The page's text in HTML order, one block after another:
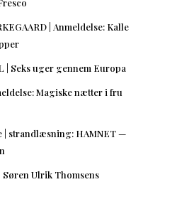
| Anmeldelse: Kalle
| Seks uger gennem Europa
Magiske nætter i fru
| strandlæsning: HAMNET —
Ulrik Thomsens